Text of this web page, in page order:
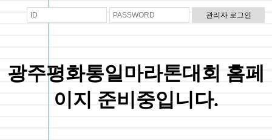
광주평화통일마라톤대회 홈페
이지 준비중입니다.